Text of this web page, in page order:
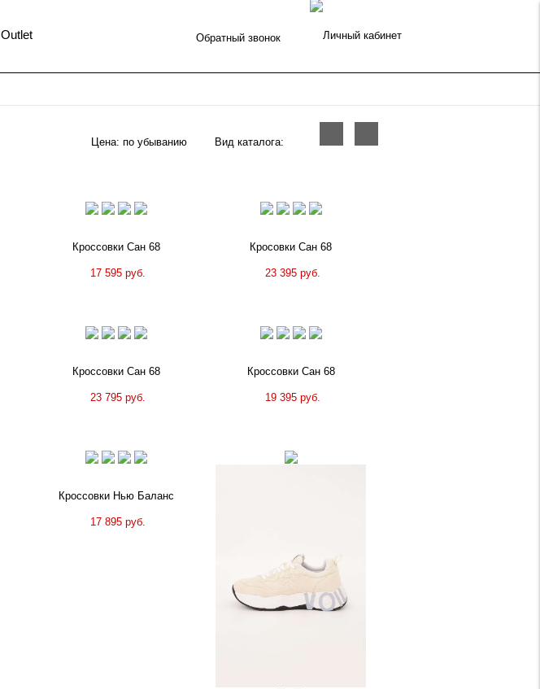
Обратный звонок
Outlet
Цена: Вид каталога:
Кроссовки Сан 68
17 595 руб.
Кросовки Сан 68
23 395 руб.
Кроссовки Сан 68
23 795 руб.
Кроссовки Сан 68
19 395 руб.
Кроссовки Нью Баланс
17 895 руб.